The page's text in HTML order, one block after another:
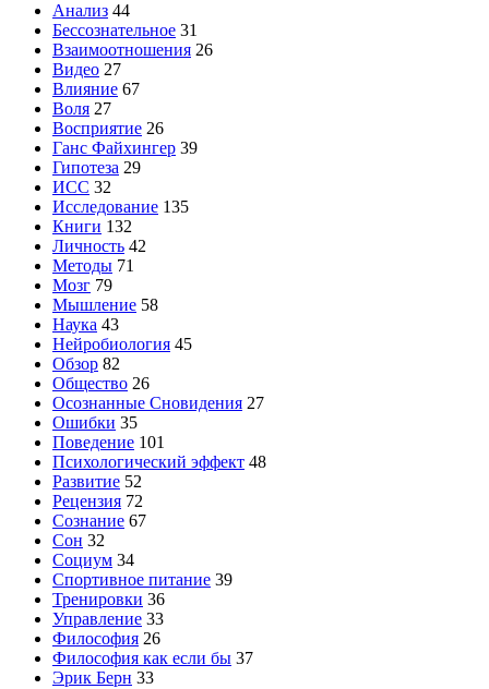
Анализ 44
Бессознательное 31
Взаимоотношения 26
Видео 27
Влияние 67
Воля 27
Восприятие 26
Ганс Файхингер 39
Гипотеза 29
ИСС 32
Исследование 135
Книги 132
Личность 42
Методы 71
Мозг 79
Мышление 58
Наука 43
Нейробиология 45
Обзор 82
Общество 26
Осознанные Сновидения 27
Ошибки 35
Поведение 101
Психологический эффект 48
Развитие 52
Рецензия 72
Сознание 67
Сон 32
Социум 34
Спортивное питание 39
Тренировки 36
Управление 33
Философия 26
Философия как если бы 37
Эрик Берн 33